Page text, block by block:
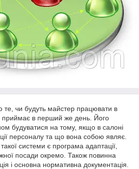
те, чи будуть майстер працювати в
приймає в перший же день. Його
будуватися на тому, якщо в салоні
персоналу та що вона собою являє.
системи є програма адаптації,
посади окремо. Також повинна
і основна нормативна документація.